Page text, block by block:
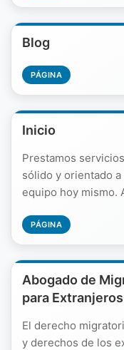
Blog
PÁGINA
Inicio
Prestamos
sólido y orientado
equipo hoy mismo.
PÁGINA
Abogado de
para
El derecho
y derechos de los